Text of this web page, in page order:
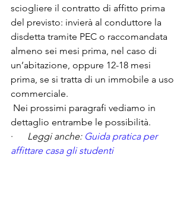
sciogliere il contratto di affitto prima
del previsto: invierà al conduttore la
disdetta tramite PEC o raccomandata
almeno sei mesi prima, nel caso di
un’abitazione, oppure 12-18 mesi
prima, se si tratta di un immobile a uso
commerciale.
dettaglio entrambe le possibilità.
·
Leggi anche: Guida pratica per
affittare casa gli studenti